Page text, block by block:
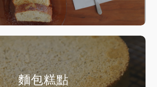
麵包糕點